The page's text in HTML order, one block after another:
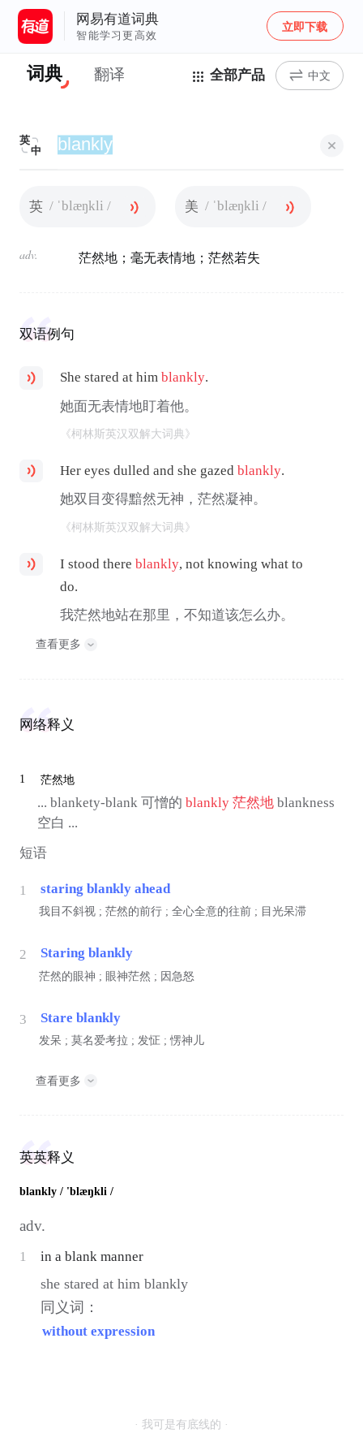
网易有道词典
智能学习更高效
立即下载
词典 翻译 全部产品 中文
英
中
英 / ˈblæŋkli / 美 / ˈblæŋkli /
adv. 茫然地；毫无表情地；茫然若失
双语例句
She stared at himblankly.
她面无表情地盯着他。
《柯林斯英汉双解大词典》
Her eyes dulled and she gazedblankly.
她双目变得黯然无神，茫然凝神。
《柯林斯英汉双解大词典》
I stood thereblankly, not knowing what to
do.
我茫然地站在那里，不知道该怎么办。
查看更多
网络释义
1 茫然地
... blankety-blank 可憎的 blankly 茫然地blankness
空白 ...
短语
1 staring blankly ahead
我目不斜视 ; 茫然的前行 ; 全心全意的往前 ; 目光呆滞
2 Staring blankly
茫然的眼神 ; 眼神茫然 ; 因急怒
3 Stare blankly
发呆 ; 莫名爱考拉 ; 发怔 ; 愣神儿
查看更多
英英释义
blankly / 'blæŋkli /
adv.
1 in a blank manner
she stared at him blankly
同义词：
without expression
· 我可是有底线的 ·